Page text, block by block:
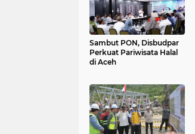
Sambut PON, Disbudpar
Perkuat Pariwisata Halal
di Aceh